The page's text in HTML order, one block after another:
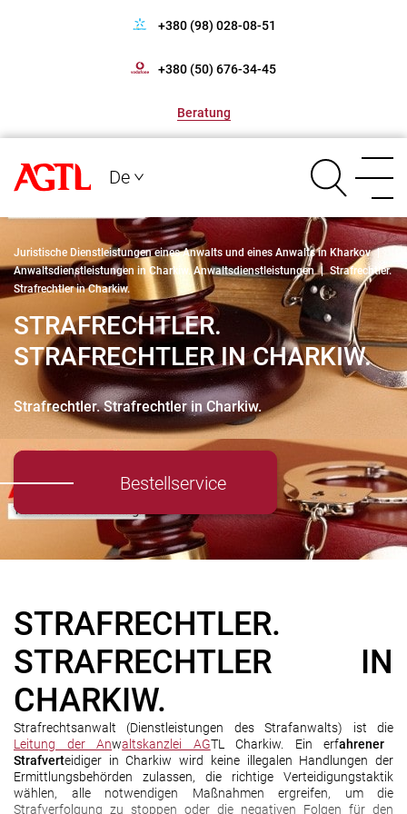
+380 (98) 028-08-51
+380 (50) 676-34-45
Beratung
De
Juristische Dienstleistungen eines Anwalts und eines Anwalts in Kharkov |
Anwaltsdienstleistungen in Charkiw. Anwaltsdienstleistungen | Strafrechtler.
Strafrechtler in Charkiw.
STRAFRECHTLER.
STRAFRECHTLER IN CHARKIW.
Strafrechtler. Strafrechtler in Charkiw.
Bestellservice
STRAFRECHTLER.
STRAFRECHTLER IN
CHARKIW.
Strafrechtsanwalt (Dienstleistungen des Strafanwalts) ist die
Leitung der Anwaltskanzlei AGTL Charkiw. Ein erfahrener
Strafverteidiger in Charkiw wird keine illegalen Handlungen der
Ermittlungsbehörden zulassen, die richtige Verteidigungstaktik
wählen, alle notwendigen Maßnahmen ergreifen, um die
Strafverfolgung zu stoppen oder die negativen Folgen für den